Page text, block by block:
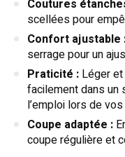
Coutures
scellées pour
Confort ajustable
serrage pour un
Praticité : Léger
facilement dans un
l’emploi lors de
Coupe adaptée :
coupe régulière et